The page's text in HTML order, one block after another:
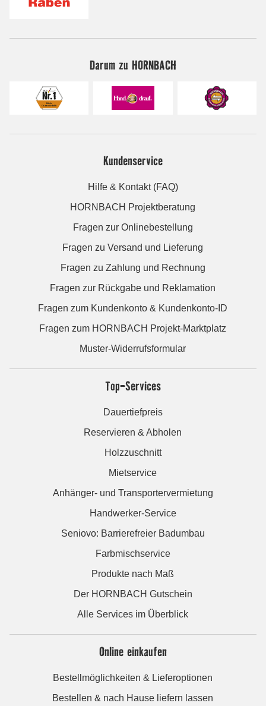
Darum zu HORNBACH
Kundenservice
Hilfe & Kontakt (FAQ)
HORNBACH Projektberatung
Fragen zur Onlinebestellung
Fragen zu Versand und Lieferung
Fragen zu Zahlung und Rechnung
Fragen zur Rückgabe und Reklamation
Fragen zum Kundenkonto & Kundenkonto-ID
Fragen zum HORNBACH Projekt-Marktplatz
Muster-Widerrufsformular
Top-Services
Dauertiefpreis
Reservieren & Abholen
Holzzuschnitt
Mietservice
Anhänger- und Transportervermietung
Handwerker-Service
Seniovo: Barrierefreier Badumbau
Farbmischservice
Produkte nach Maß
Der HORNBACH Gutschein
Alle Services im Überblick
Online einkaufen
Bestellmöglichkeiten & Lieferoptionen
Bestellen & nach Hause liefern lassen